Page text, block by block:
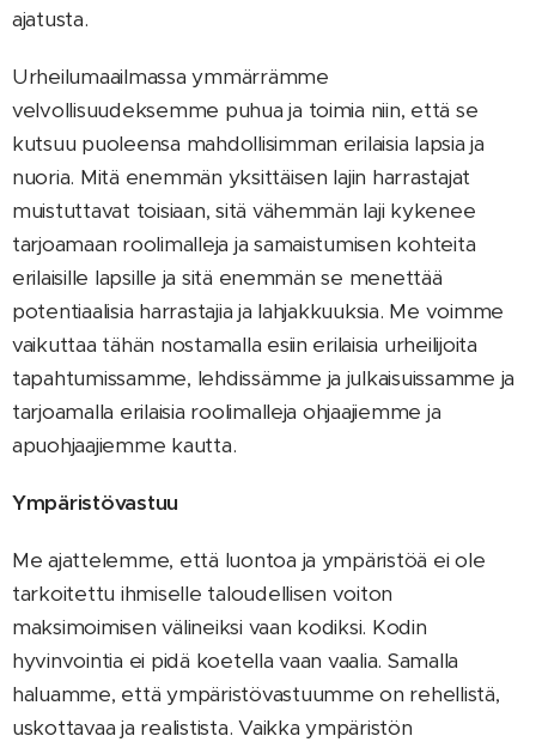
ajatusta.
Urheilumaailmassa ymmärrämme
velvollisuudeksemme puhua ja toimia niin, että se
kutsuu puoleensa mahdollisimman erilaisia lapsia ja
nuoria. Mitä enemmän yksittäisen lajin harrastajat
muistuttavat toisiaan, sitä vähemmän laji kykenee
tarjoamaan roolimalleja ja samaistumisen kohteita
erilaisille lapsille ja sitä enemmän se menettää
potentiaalisia harrastajia ja lahjakkuuksia. Me voimme
vaikuttaa tähän nostamalla esiin erilaisia urheilijoita
tapahtumissamme, lehdissämme ja julkaisuissamme ja
tarjoamalla erilaisia roolimalleja ohjaajiemme ja
apuohjaajiemme kautta.
Ympäristövastuu
Me ajattelemme, että luontoa ja ympäristöä ei ole
tarkoitettu ihmiselle taloudellisen voiton
maksimoimisen välineiksi vaan kodiksi. Kodin
hyvinvointia ei pidä koetella vaan vaalia. Samalla
haluamme, että ympäristövastuumme on rehellistä,
uskottavaa ja realistista. Vaikka ympäristön